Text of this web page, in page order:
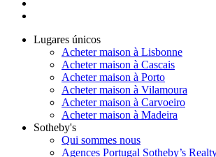
Lugares únicos
Acheter maison à Lisbonne
Acheter maison à Cascais
Acheter maison à Porto
Acheter maison à Vilamoura
Acheter maison à Carvoeiro
Acheter maison à Madeira
Sotheby's
Qui sommes nous
Agences Portugal Sotheby’s